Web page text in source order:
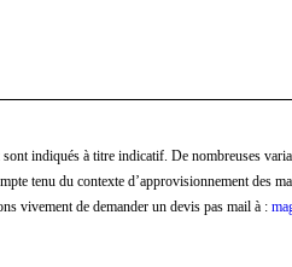
indiqués à titre indicatif. De nombreuses
tenu du contexte d’approvisionnement des
vivement de demander un devis pas mail à :